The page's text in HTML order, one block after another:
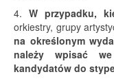
4. W przypadku,
orkiestry, grupy
na określonym
należy wpisać
kandydatów do